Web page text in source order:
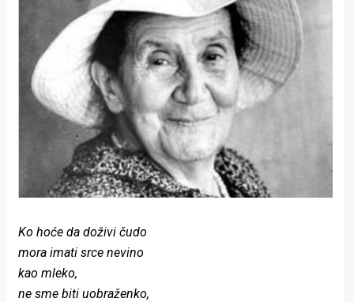
Kolumne
Kultura
Lifestyle
Beauty
Fashion
Za
stolom
Ko hoće da doživi čudo
mora imati srce nevino
kao mleko,
ne sme biti uobraženko,